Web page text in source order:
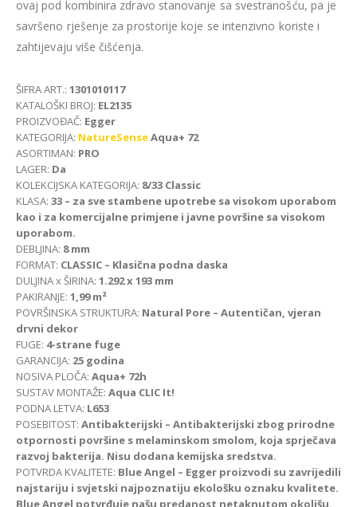
ovaj pod kombinira zdravo stanovanje sa svestranošću, pa je
savršeno rješenje za prostorije koje se intenzivno koriste i
zahtijevaju više čišćenja.
ŠIFRA ART.: 1301010117
KATALOŠKI BROJ: EL2135
PROIZVOĐAČ: Egger
KATEGORIJA: NatureSenseAqua+ 72
ASORTIMAN: PRO
LAGER: Da
KOLEKCIJSKA KATEGORIJA: 8/33 Classic
KLASA: 33 – za sve stambene upotrebe sa visokom uporabom
kao i za komercijalne primjene i javne površine sa visokom
uporabom.
DEBLJINA: 8 mm
FORMAT: CLASSIC – Klasična podna daska
DULJINA x ŠIRINA: 1.292 x 193 mm
PAKIRANJE: 1,99 m²
POVRŠINSKA STRUKTURA: Natural Pore – Autentičan, vjeran
drvni dekor
FUGE: 4-strane fuge
GARANCIJA: 25 godina
NOSIVA PLOČA: Aqua+ 72h
SUSTAV MONTAŽE: Aqua CLIC It!
PODNA LETVA: L653
POSEBITOST: Antibakterijski – Antibakterijski zbog prirodne
otpornosti površine s melaminskom smolom, koja sprječava
razvoj bakterija. Nisu dodana kemijska sredstva.
POTVRDA KVALITETE: Blue Angel – Egger proizvodi su zavrijedili
najstariju i svjetski najpoznatiju ekološku oznaku kvalitete.
Blue Angel potvrđuje našu predanost netaknutom okolišu.